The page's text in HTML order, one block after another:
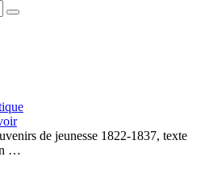
de jeunesse 1822-1837, texte
…